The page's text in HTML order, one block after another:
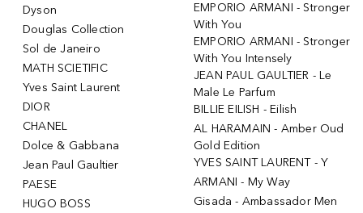
Dyson
Douglas Collection
Sol de Janeiro
MATH SCIETIFIC
Yves Saint Laurent
DIOR
CHANEL
Dolce & Gabbana
Jean Paul Gaultier
PAESE
HUGO BOSS
EMPORIO ARMANI - Stronger
With You
EMPORIO ARMANI - Stronger
With You Intensely
JEAN PAUL GAULTIER - Le
Male Le Parfum
BILLIE EILISH - Eilish
AL HARAMAIN - Amber Oud
Gold Edition
YVES SAINT LAURENT - Y
ARMANI - My Way
Gisada - Ambassador Men